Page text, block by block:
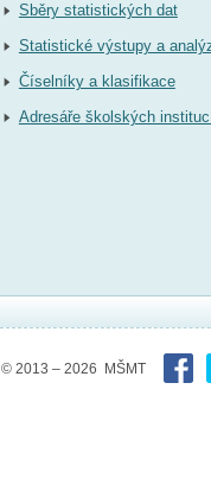
Sběry statistických dat
Statistické výstupy a
Číselníky a klasifikace
Adresáře školských
© 2013 – 2026 MŠMT